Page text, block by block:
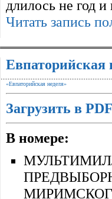
длилось не год
Читать запись
Евпаторийская
«Евпаторийская неделя»
Загрузить в
В номере: